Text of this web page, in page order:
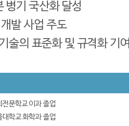
병기 국산화 달성
발 사업 주도
술의 표준화 및 규격화 기여
전문학교 이과 졸업
대학교 화학과 졸업